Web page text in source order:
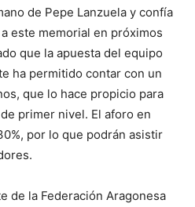
de Pepe Lanzuela y confía
este memorial en próximos
que la apuesta del equipo
ha permitido contar con un
que lo hace propicio para
primer nivel. El aforo en
por lo que podrán asistir
de la Federación Aragonesa